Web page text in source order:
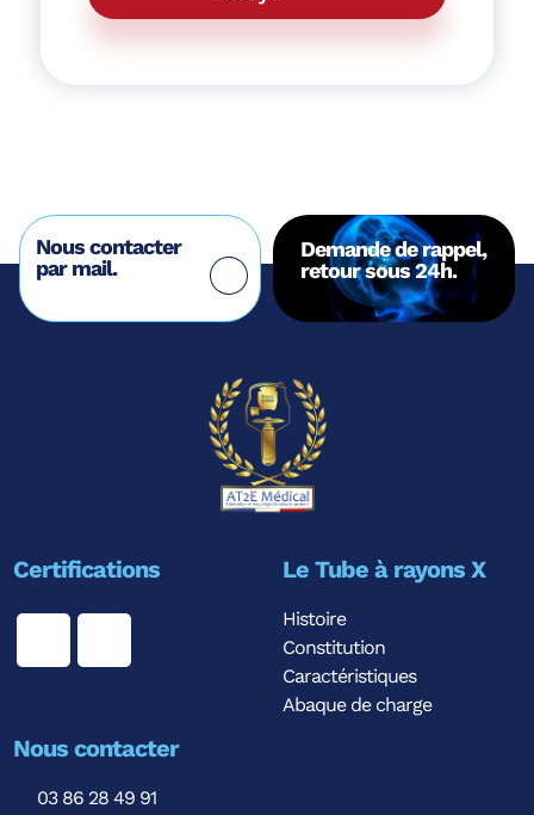
Nous contacter
par mail.
Demande de rappel,
retour sous 24h.
Certifications Le Tube à rayons X
Histoire
Constitution
Caractéristiques
Abaque de charge
Nous contacter
03 86 28 49 91